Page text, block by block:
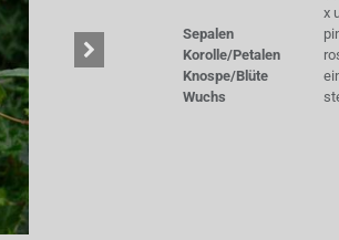
x
Sepalen
Korolle/Petalen
Knospe/Blüte
Wuchs